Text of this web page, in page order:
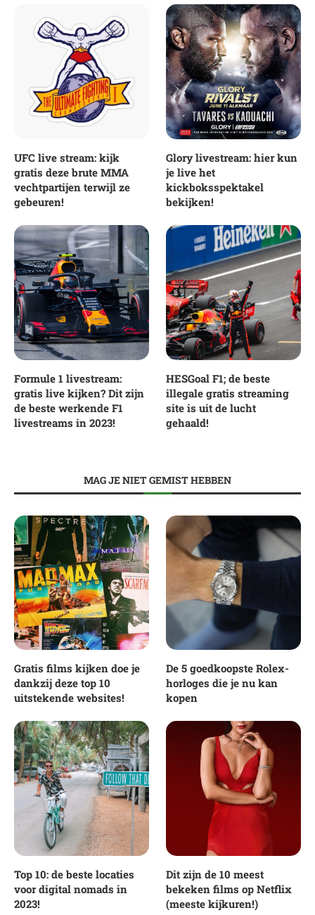
UFC live stream: kijk
gratis deze brute MMA
vechtpartijen terwijl ze
gebeuren!
Glory livestream: hier kun
je live het
kickboksspektakel
bekijken!
Formule 1 livestream:
gratis live kijken? Dit zijn
de beste werkende F1
livestreams in 2023!
HESGoal F1; de beste
illegale gratis streaming
site is uit de lucht
gehaald!
MAG JE NIET GEMIST HEBBEN
Gratis films kijken doe je
dankzij deze top 10
uitstekende websites!
De 5 goedkoopste Rolex-
horloges die je nu kan
kopen
Top 10: de beste locaties
voor digital nomads in
2023!
Dit zijn de 10 meest
bekeken films op Netflix
(meeste kijkuren!)